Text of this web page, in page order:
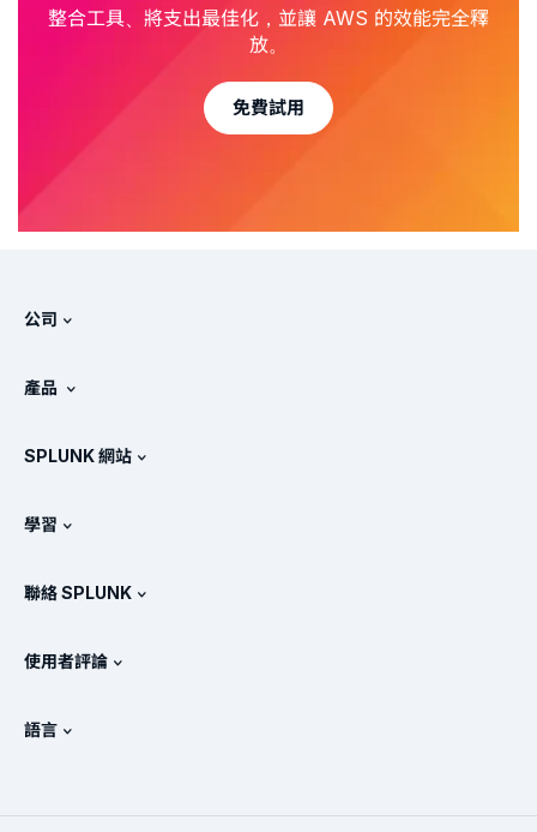
整合工具、將支出最佳化，並讓 AWS 的效能完全釋
放。
免費試用
公司
Splunk 的比較
相關新聞
Splunk 保護措施
SURGe
產品
產品定價
檢視所有產品
SPLUNK 網站
訓練和認證
Splunk 商店
學習
OpenTelemetry：簡介
SOC 的指標
聯絡 SPLUNK
使用者評論
語言
Deutsch